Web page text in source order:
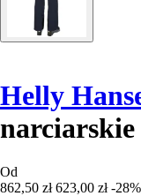
Helly
Od
862,50 zł 623,00 zł -28%